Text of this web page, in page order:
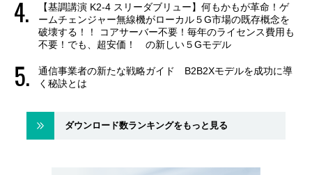
【基調講演 K2-4 スリーダブリュー】何もかもが革命！ゲ
ームチェンジャー無線機がローカル５G市場の既存概念を
破壊する！！ コアサーバー不要！毎年のライセンス費用も
不要！でも、超安価！ の新しい５Gモデル
通信事業者の新たな戦略ガイド B2B2Xモデルを成功に導
く秘訣とは
ダウンロード数ランキングをもっと見る